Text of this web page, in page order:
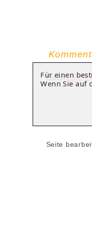
Einen
Seite
Für einen
Wenn Sie auf